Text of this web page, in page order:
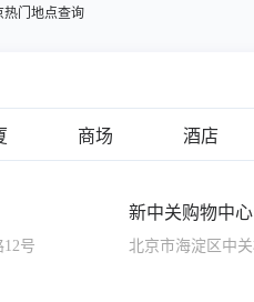
热门地点查询
商场 酒店
号
新中关购物中心